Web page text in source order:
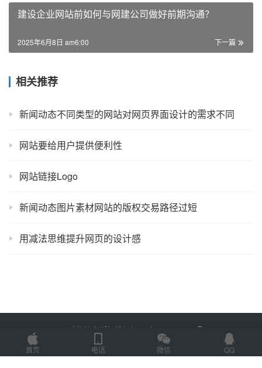
建设企业网站前如何与网建公司做好前期沟通？
下一篇
2025年6月8日 am6:00
相关推荐
新闻动态不同类型的网站对网页界面设计的需求不同
网站要给用户提供便利性
网站链接Logo
新闻动态图片素材网站的版权交易路径过短
用减法思维提升网页的设计感
Copyright © 2025 金海技术 版权所有 鲁ICP备2022012774号-2
首页
电话 微信 QQ